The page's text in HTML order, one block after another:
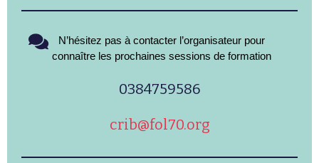
N’hésitez pas à contacter l’organisateur pour
connaître les prochaines sessions de formation
0384759586
crib@fol70.org